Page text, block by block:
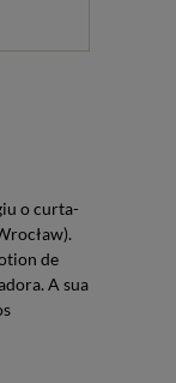
o curta-
de
A sua